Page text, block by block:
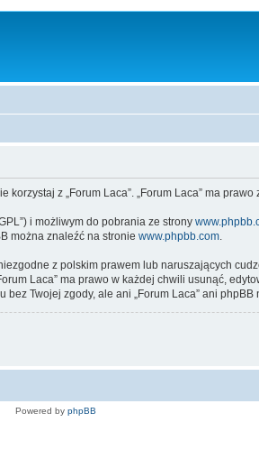
z „Forum Laca”. „Forum Laca” ma
i możliwym do pobrania ze strony
można znaleźć na stronie www.phpbb.com
z polskim prawem lub naruszających
Laca” ma prawo w każdej chwili usunąć,
Twojej zgody, ale ani „Forum Laca” ani
Powered by phpBB